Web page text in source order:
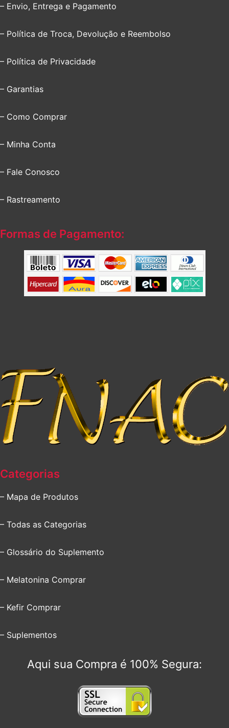
– Envio, Entrega e Pagamento
– Política de Troca, Devolução e Reembolso
– Política de Privacidade
– Garantias
– Como Comprar
– Minha Conta
– Fale Conosco
– Rastreamento
Formas de Pagamento:
Categorias
– Mapa de Produtos
– Todas as Categorias
– Glossário do Suplemento
– Melatonina Comprar
– Kefir Comprar
– Suplementos
Aqui sua Compra é 100% Segura: